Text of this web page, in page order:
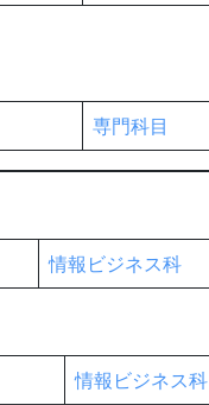
専門科目
情報ビジネス科
情報ビジネス科